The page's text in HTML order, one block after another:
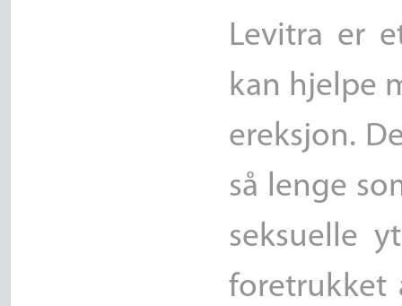
Levitra er
kan hjelpe
ereksjon.
så lenge
seksuelle
foretrukket